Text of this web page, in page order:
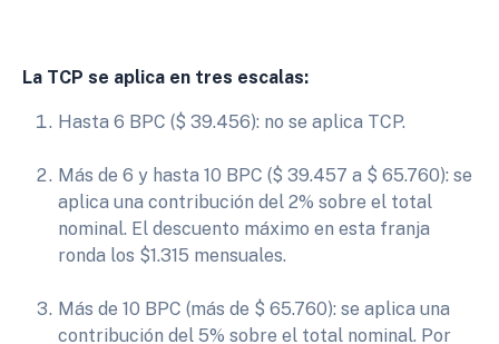
La TCP se aplica en tres escalas:
Hasta 6 BPC ($ 39.456): no se aplica TCP.
Más de 6 y hasta 10 BPC ($ 39.457 a $ 65.760): se
aplica una contribución del 2% sobre el total
nominal. El descuento máximo en esta franja
ronda los $1.315 mensuales.
Más de 10 BPC (más de $ 65.760): se aplica una
contribución del 5% sobre el total nominal. Por